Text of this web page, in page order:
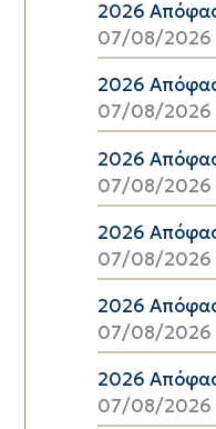
2026
07/08/2026
2026
07/08/2026
2026
07/08/2026
2026
07/08/2026
2026
07/08/2026
2026
07/08/2026